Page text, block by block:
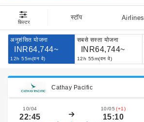
फ़िल्टर
स्टॉप Airlines
अनुशंसित योजना
INR64,744~
12h 55m(वन वे)
सबसे सस्ता योजना
INR64,744~
12h 55m(वन वे)
Cathay Pacific
10/04
22:45
10/05 (+1)
15:10